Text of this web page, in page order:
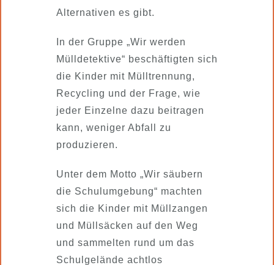
Alternativen es gibt.
In der Gruppe „Wir werden
Mülldetektive“ beschäftigten sich
die Kinder mit Mülltrennung,
Recycling und der Frage, wie
jeder Einzelne dazu beitragen
kann, weniger Abfall zu
produzieren.
Unter dem Motto „Wir säubern
die Schulumgebung“ machten
sich die Kinder mit Müllzangen
und Müllsäcken auf den Weg
und sammelten rund um das
Schulgelände achtlos